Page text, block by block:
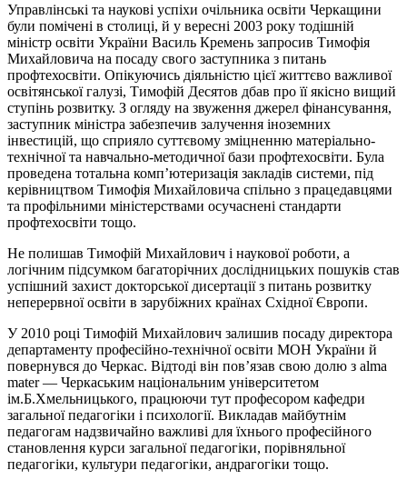
Управлінські та наукові успіхи очільника освіти Черкащини
були помічені в столиці, й у вересні 2003 року тодішній
міністр освіти України Василь Кремень запросив Тимофія
Михайловича на посаду свого заступника з питань
профтехосвіти. Опікуючись діяльністю цієї життєво важливої
освітянської галузі, Тимофій Десятов дбав про її якісно вищий
ступінь розвитку. З огляду на звуження джерел фінансування,
заступник міністра забезпечив залучення іноземних
інвестицій, що сприяло суттєвому зміцненню матеріально-
технічної та навчально-методичної бази профтехосвіти. Була
проведена тотальна комп’ютеризація закладів системи, під
керівництвом Тимофія Михайловича спільно з працедавцями
та профільними міністерствами осучаснені стандарти
профтехосвіти тощо.
Не полишав Тимофій Михайлович і наукової роботи, а
логічним підсумком багаторічних дослідницьких пошуків став
успішний захист докторської дисертації з питань розвитку
неперервної освіти в зарубіжних країнах Східної Європи.
У 2010 році Тимофій Михайлович залишив посаду директора
департаменту професійно-технічної освіти МОН України й
повернувся до Черкас. Відтоді він пов’язав свою долю з alma
mater — Черкаським національним університетом
ім.Б.Хмельницького, працюючи тут професором кафедри
загальної педагогіки і психології. Викладав майбутнім
педагогам надзвичайно важливі для їхнього професійного
становлення курси загальної педагогіки, порівняльної
педагогіки, культури педагогіки, андрагогіки тощо.